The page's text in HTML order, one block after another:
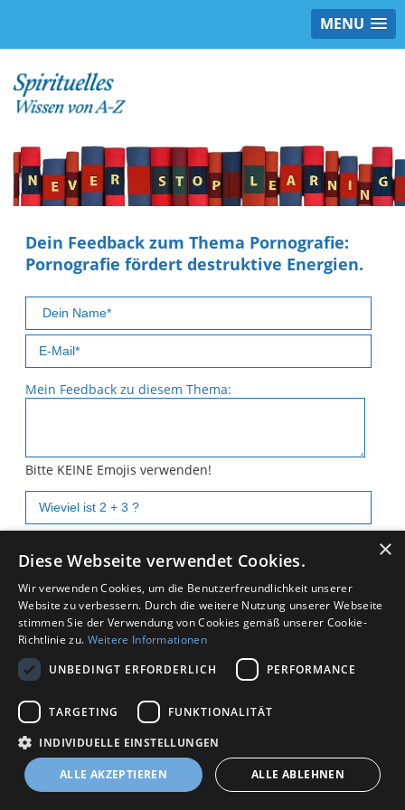
MENU
Dein Feedback zum Thema Pornografie:
Pornografie fördert destruktive Energien.
Mein Feedback zu diesem Thema:
Bitte KEINE Emojis verwenden!
Absenden * Zurück
Kontakt Datenschutz Impressum
Copyright © 2025 by Sven-Oliver Wirth
×
Diese Webseite verwendet Cookies.
Wir verwenden Cookies, um die Benutzerfreundlichkeit unserer
Website zu verbessern. Durch die weitere Nutzung unserer Webseite
stimmen Sie der Verwendung von Cookies gemäß unserer Cookie-
Richtlinie zu. Weitere Informationen
UNBEDINGT ERFORDERLICH
PERFORMANCE
TARGETING FUNKTIONALITÄT
INDIVIDUELLE EINSTELLUNGEN
ALLE AKZEPTIEREN ALLE ABLEHNEN